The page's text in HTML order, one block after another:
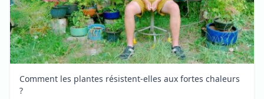
Comment les plantes résistent-elles aux fortes chaleurs
?